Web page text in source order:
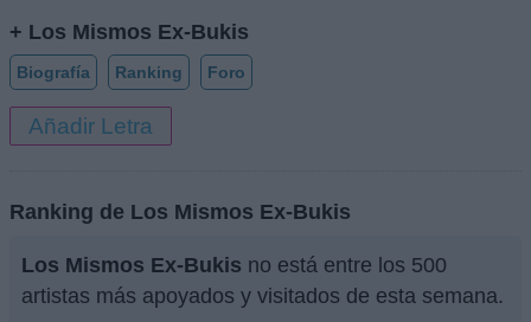
+ Los Mismos Ex-Bukis
Biografía Ranking Foro
Añadir Letra
Ranking de Los Mismos Ex-Bukis
Los Mismos Ex-Bukis no está entre los 500
artistas más apoyados y visitados de esta semana.